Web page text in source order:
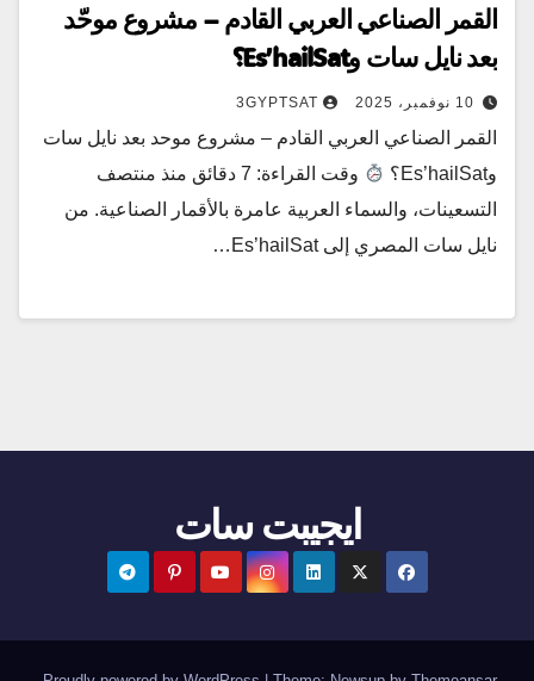
القمر الصناعي العربي القادم – مشروع موحّد
بعد نايل سات وEs’hailSat؟
10 نوفمبر، 2025 3GYPTSAT
القمر الصناعي العربي القادم – مشروع موحد بعد نايل سات
وEs’hailSat؟
وقت القراءة: 7 دقائق منذ منتصف
التسعينات، والسماء العربية عامرة بالأقمار الصناعية. من
نايل سات المصري إلى Es’hailSat…
ايجيبت سات